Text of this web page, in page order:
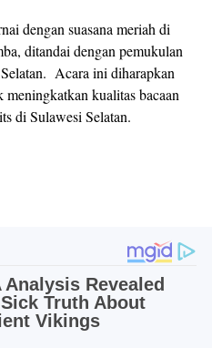
dengan suasana meriah di
ditandai dengan pemukulan
Acara ini diharapkan
kualitas bacaan
di Sulawesi Selatan.